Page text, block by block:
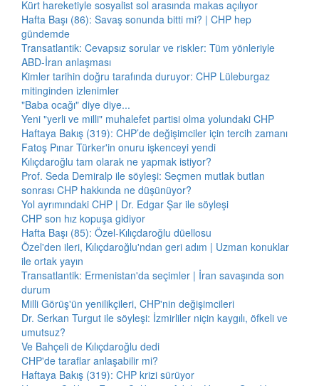
Kürt hareketiyle sosyalist sol arasında makas açılıyor
Hafta Başı (86): Savaş sonunda bitti mi? | CHP hep
gündemde
Transatlantik: Cevapsız sorular ve riskler: Tüm yönleriyle
ABD-İran anlaşması
Kimler tarihin doğru tarafında duruyor: CHP Lüleburgaz
mitinginden izlenimler
"Baba ocağı" diye diye...
Yeni "yerli ve milli" muhalefet partisi olma yolundaki CHP
Haftaya Bakış (319): CHP’de değişimciler için tercih zamanı
Fatoş Pınar Türker'in onuru işkenceyi yendi
Kılıçdaroğlu tam olarak ne yapmak istiyor?
Prof. Seda Demiralp ile söyleşi: Seçmen mutlak butlan
sonrası CHP hakkında ne düşünüyor?
Yol ayrımındaki CHP | Dr. Edgar Şar ile söyleşi
CHP son hız kopuşa gidiyor
Hafta Başı (85): Özel-Kılıçdaroğlu düellosu
Özel'den ileri, Kılıçdaroğlu'ndan geri adım | Uzman konuklar
ile ortak yayın
Transatlantik: Ermenistan'da seçimler | İran savaşında son
durum
Milli Görüş'ün yenilikçileri, CHP'nin değişimcileri
Dr. Serkan Turgut ile söyleşi: İzmirliler niçin kaygılı, öfkeli ve
umutsuz?
Ve Bahçeli de Kılıçdaroğlu dedi
CHP'de taraflar anlaşabilir mi?
Haftaya Bakış (319): CHP krizi sürüyor